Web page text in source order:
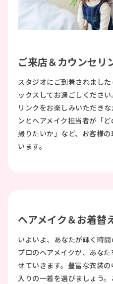
ご来店＆カウンセリ
スタジオにご到着されまし
ックスしてお過ごしくださ
リンクをお楽しみいただき
ンとヘアメイク担当者が「
撮りたいか」など、お客様
います。
ヘアメイク＆お着替
いよいよ、あなたが輝く時間
プロのヘアメイクが、あな
せていきます。豊富な衣装
入りの一着を選びましょう